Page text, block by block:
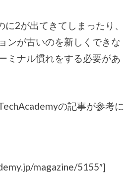
2が出てきてしまったり、
ンが古いのを新しくできな
ミナル慣れをする必要があ
の記事が参考に
magazine/5155″]